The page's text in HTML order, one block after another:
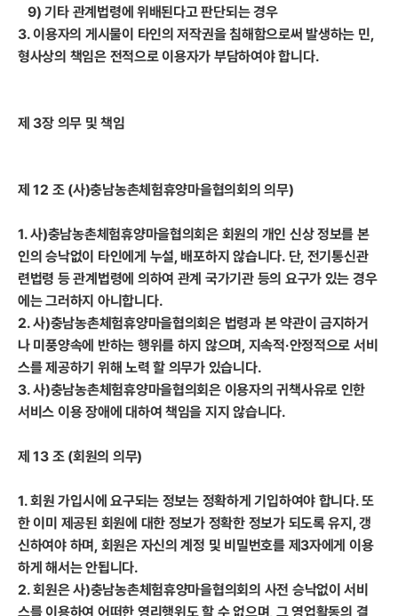
9) 기타 관계법령에 위배된다고 판단되는 경우
3. 이용자의 게시물이 타인의 저작권을 침해함으로써 발생하는 민,
형사상의 책임은 전적으로 이용자가 부담하여야 합니다.
제 3장 의무 및 책임
제 12 조 (사)충남농촌체험휴양마을협의회의 의무)
1. 사)충남농촌체험휴양마을협의회은 회원의 개인 신상 정보를 본
인의 승낙없이 타인에게 누설, 배포하지 않습니다. 단, 전기통신관
련법령 등 관계법령에 의하여 관계 국가기관 등의 요구가 있는 경우
에는 그러하지 아니합니다.
2. 사)충남농촌체험휴양마을협의회은 법령과 본 약관이 금지하거
나 미풍양속에 반하는 행위를 하지 않으며, 지속적·안정적으로 서비
스를 제공하기 위해 노력 할 의무가 있습니다.
3. 사)충남농촌체험휴양마을협의회은 이용자의 귀책사유로 인한
서비스 이용 장애에 대하여 책임을 지지 않습니다.
제 13 조 (회원의 의무)
1. 회원 가입시에 요구되는 정보는 정확하게 기입하여야 합니다. 또
한 이미 제공된 회원에 대한 정보가 정확한 정보가 되도록 유지, 갱
신하여야 하며, 회원은 자신의 계정 및 비밀번호를 제3자에게 이용
하게 해서는 안됩니다.
2. 회원은 사)충남농촌체험휴양마을협의회의 사전 승낙없이 서비
스를 이용하여 어떠한 영리행위도 할 수 없으며, 그 영업활동의 결